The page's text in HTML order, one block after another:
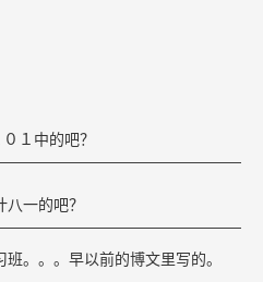
１中的吧？
一的吧？
。。。早以前的博文里写的。